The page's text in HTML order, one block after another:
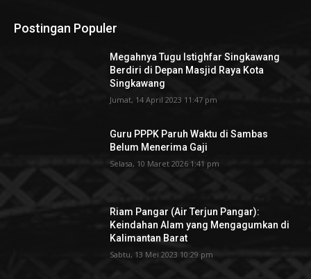
Postingan Populer
Megahnya Tugu Istighfar Singkawang
Berdiri di Depan Masjid Raya Kota
Singkawang
Jumat, 14 April 2023 11:47 pm
Guru PPPK Paruh Waktu di Sambas
Belum Menerima Gaji
Selasa, 10 Maret 2026 1:41 pm
Riam Pangar (Air Terjun Pangar):
Keindahan Alam yang Mengagumkan di
Kalimantan Barat
Sabtu, 13 Mei 2023 10:29 pm